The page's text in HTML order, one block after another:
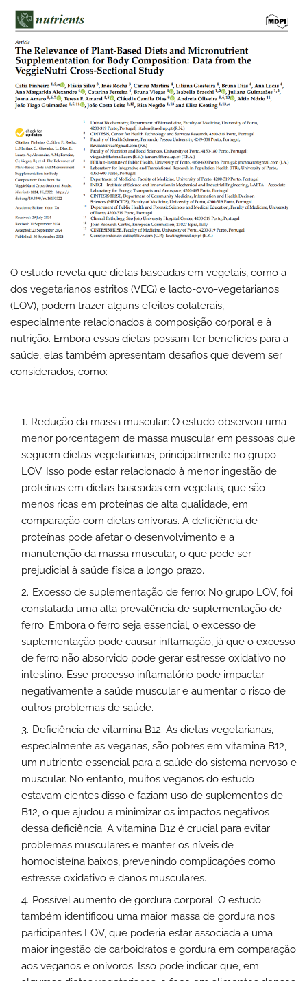
O estudo revela que dietas baseadas em vegetais, como a
dos vegetarianos estritos (VEG) e lacto-ovo-vegetarianos
(LOV), podem trazer alguns efeitos colaterais,
especialmente relacionados à composição corporal e à
nutrição. Embora essas dietas possam ter benefícios para a
saúde, elas também apresentam desafios que devem ser
considerados, como:
Redução da massa muscular: O estudo observou uma
menor porcentagem de massa muscular em pessoas que
seguem dietas vegetarianas, principalmente no grupo
LOV. Isso pode estar relacionado à menor ingestão de
proteínas em dietas baseadas em vegetais, que são
menos ricas em proteínas de alta qualidade, em
comparação com dietas onívoras. A deficiência de
proteínas pode afetar o desenvolvimento e a
manutenção da massa muscular, o que pode ser
prejudicial à saúde física a longo prazo.
Excesso de suplementação de ferro: No grupo LOV, foi
constatada uma alta prevalência de suplementação de
ferro. Embora o ferro seja essencial, o excesso de
suplementação pode causar inflamação, já que o excesso
de ferro não absorvido pode gerar estresse oxidativo no
intestino. Esse processo inflamatório pode impactar
negativamente a saúde muscular e aumentar o risco de
outros problemas de saúde.
Deficiência de vitamina B12: As dietas vegetarianas,
especialmente as veganas, são pobres em vitamina B12,
um nutriente essencial para a saúde do sistema nervoso e
muscular. No entanto, muitos veganos do estudo
estavam cientes disso e faziam uso de suplementos de
B12, o que ajudou a minimizar os impactos negativos
dessa deficiência. A vitamina B12 é crucial para evitar
problemas musculares e manter os níveis de
homocisteína baixos, prevenindo complicações como
estresse oxidativo e danos musculares.
Possível aumento de gordura corporal: O estudo
também identificou uma maior massa de gordura nos
participantes LOV, que poderia estar associada a uma
maior ingestão de carboidratos e gordura em comparação
aos veganos e onívoros. Isso pode indicar que, em